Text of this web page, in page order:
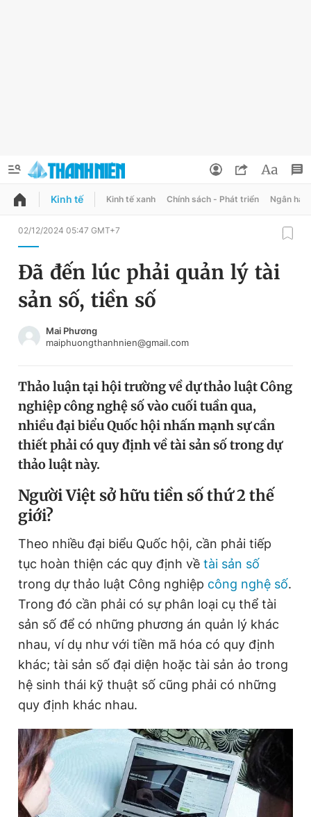
QUẢNG CÁO
Chuyên mục
Chuyên mục khác
Tin thị trường Tin 360
Video Magazine
Sản phẩm khác
Tiện ích
Thông tin tòa soạn Liên hệ quảng cáo
Đọc Thanh Niên trên điện thoại
Theo dõi báo trên
Hotline
0906 645 777
Liên hệ quảng cáo
0908 780 404
Đổi mật khẩu
Tin đã lưu
Tin đã xem
Đăng xuất
Kinh tế Kinh tế xanh Chính sách - Phát triển Ngân
02/12/2024 05:47 GMT+7
Đã đến lúc phải quản lý tài
sản số, tiền số
Mai Phương
maiphuongthanhnien@gmail.com
Thảo luận tại hội trường về dự thảo luật Công
nghiệp công nghệ số vào cuối tuần qua,
nhiều đại biểu Quốc hội nhấn mạnh sự cần
thiết phải có quy định về tài sản số trong dự
thảo luật này.
Người Việt sở hữu tiền số thứ 2 thế
giới?
Theo nhiều đại biểu Quốc hội, cần phải tiếp
tục hoàn thiện các quy định về tài sản số
trong dự thảo luật Công nghiệp công nghệ số.
Trong đó cần phải có sự phân loại cụ thể tài
sản số để có những phương án quản lý khác
nhau, ví dụ như với tiền mã hóa có quy định
khác; tài sản số đại diện hoặc tài sản ảo trong
hệ sinh thái kỹ thuật số cũng phải có những
quy định khác nhau.